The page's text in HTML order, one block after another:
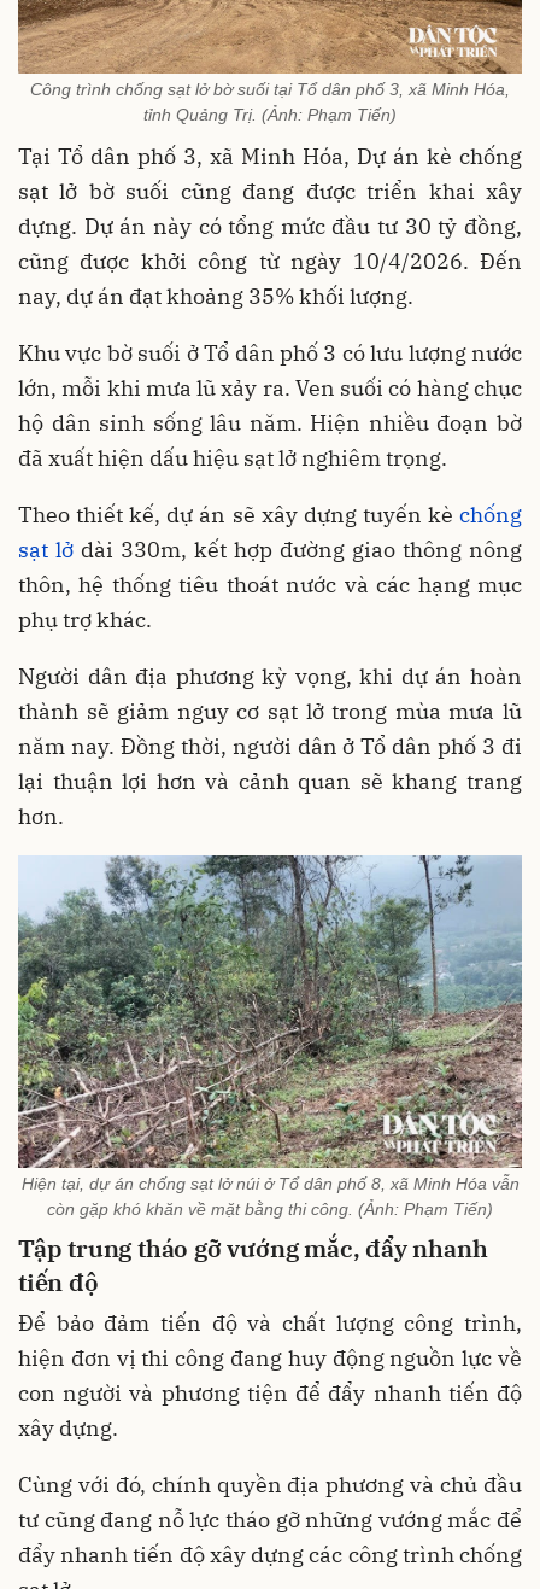
Công trình chống sạt lở bờ suối tại Tổ dân phố 3, xã Minh Hóa,
tỉnh Quảng Trị. (Ảnh: Phạm Tiến)
Tại Tổ dân phố 3, xã Minh Hóa, Dự án kè chống
sạt lở bờ suối cũng đang được triển khai xây
dựng. Dự án này có tổng mức đầu tư 30 tỷ đồng,
cũng được khởi công từ ngày 10/4/2026. Đến
nay, dự án đạt khoảng 35% khối lượng.
Khu vực bờ suối ở Tổ dân phố 3 có lưu lượng nước
lớn, mỗi khi mưa lũ xảy ra. Ven suối có hàng chục
hộ dân sinh sống lâu năm. Hiện nhiều đoạn bờ
đã xuất hiện dấu hiệu sạt lở nghiêm trọng.
Theo thiết kế, dự án sẽ xây dựng tuyến kè chống
sạt lở dài 330m, kết hợp đường giao thông nông
thôn, hệ thống tiêu thoát nước và các hạng mục
phụ trợ khác.
Người dân địa phương kỳ vọng, khi dự án hoàn
thành sẽ giảm nguy cơ sạt lở trong mùa mưa lũ
năm nay. Đồng thời, người dân ở Tổ dân phố 3 đi
lại thuận lợi hơn và cảnh quan sẽ khang trang
hơn.
Hiện tại, dự án chống sạt lở núi ở Tổ dân phố 8, xã Minh Hóa vẫn
còn gặp khó khăn về mặt bằng thi công. (Ảnh: Phạm Tiến)
Tập trung tháo gỡ vướng mắc, đẩy nhanh
tiến độ
Để bảo đảm tiến độ và chất lượng công trình,
hiện đơn vị thi công đang huy động nguồn lực về
con người và phương tiện để đẩy nhanh tiến độ
xây dựng.
Cùng với đó, chính quyền địa phương và chủ đầu
tư cũng đang nỗ lực tháo gỡ những vướng mắc để
đẩy nhanh tiến độ xây dựng các công trình chống